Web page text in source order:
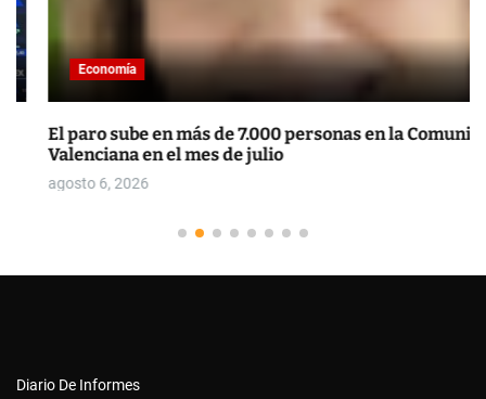
Economía
El paro sube en más de 7.000 personas en la Comunitat
Valenciana en el mes de julio
agosto 6, 2026
Diario De Informes